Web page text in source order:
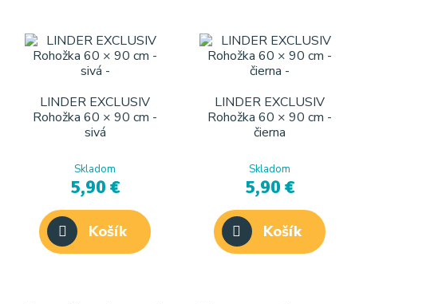
LINDER EXCLUSIV
Rohožka 60 × 90 cm -
sivá
Skladom
5,90 €
Košík
LINDER EXCLUSIV
Rohožka 60 × 90 cm -
čierna
Skladom
5,90 €
Košík